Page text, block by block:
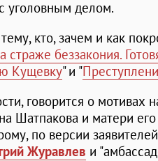
уголовным делом.
кто, зачем и как
страже беззакония.
Кущевку" и "
говорится о мотивах
Шатпакова и матери
по версии
Журавлев и